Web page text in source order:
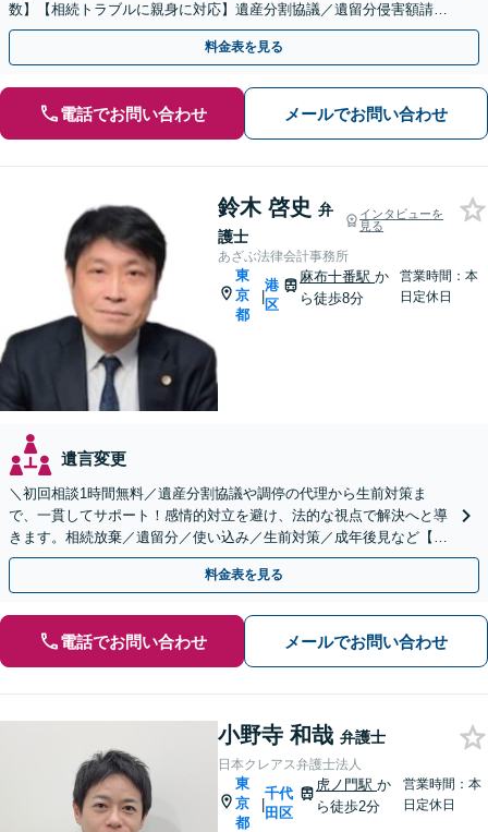
数】【相続トラブルに親身に対応】遺産分割協議／遺留分侵害額請求
／遺言書作成も丁寧に対応【40分相談無料】【渋谷駅3分】
料金表を見る
電話でお問い合わせ メールでお問い合わせ
鈴木 啓史 弁
護士
インタビューを
見る
あざぶ法律会計事務所
東
京
都
|
港
区
麻布十番駅か
ら徒歩8分
営業時間：本
日定休日
遺言変更
＼初回相談1時間無料／遺産分割協議や調停の代理から生前対策ま
で、一貫してサポート！感情的対立を避け、法的な視点で解決へと導
きます。相続放棄／遺留分／使い込み／生前対策／成年後見など【W
EB面談対応】
料金表を見る
電話でお問い合わせ メールでお問い合わせ
小野寺 和哉 弁護士
日本クレアス弁護士法人
東
京
都
|
千代
田区
虎ノ門駅か
ら徒歩2分
営業時間：本
日定休日